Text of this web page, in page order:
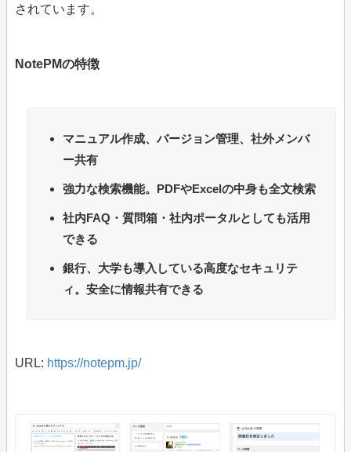
されています。
NotePMの特徴
マニュアル作成、バージョン管理、社外メンバ
ー共有
強力な検索機能。PDFやExcelの中身も全文検索
社内FAQ・質問箱・社内ポータルとしても活用
できる
銀行、大学も導入している高度なセキュリテ
ィ。安全に情報共有できる
URL: https://notepm.jp/